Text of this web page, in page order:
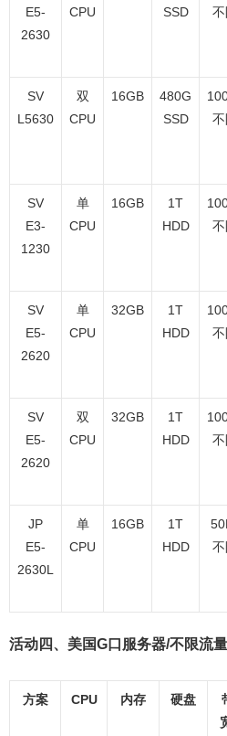
E5-
2630
CPU
SSD
SV
L5630
双
CPU
16GB
480G
SSD
SV
E3-
1230
单
CPU
16GB
1T
HDD
SV
E5-
2620
单
CPU
32GB
1T
HDD
SV
E5-
2620
双
CPU
32GB
1T
HDD
JP
E5-
2630L
单
CPU
16GB
1T
HDD
活动四、美国G口服务器/不限流
方案 CPU 内存 硬盘